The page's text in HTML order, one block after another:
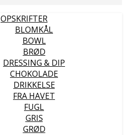
OPSKRIFTER
BLOMKÅL
BOWL
BRØD
DRESSING & DIP
CHOKOLADE
DRIKKELSE
FRA HAVET
FUGL
GRIS
GRØD